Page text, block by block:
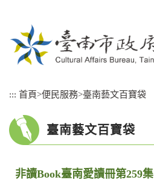
::: 首頁>便民服務>臺南藝文百寶袋
臺南藝文百寶袋
非讀Book臺南愛讀冊第259集